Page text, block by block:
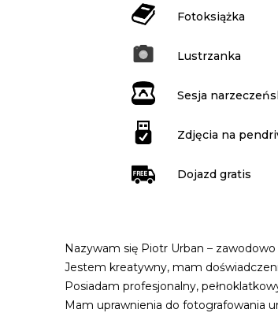
Fotoksiążka
Lustrzanka
Sesja
Zdjęcia na
Dojazd gratis
Nazywam się Piotr Urban –
Jestem kreatywny, mam
Posiadam profesjonalny,
Mam uprawnienia do fotografowania